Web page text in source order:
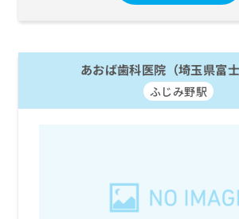
あおば歯科医院（埼玉県富士
ふじみ野駅